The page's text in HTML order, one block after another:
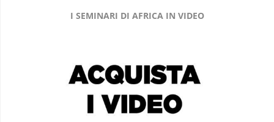
I SEMINARI DI AFRICA IN VIDEO